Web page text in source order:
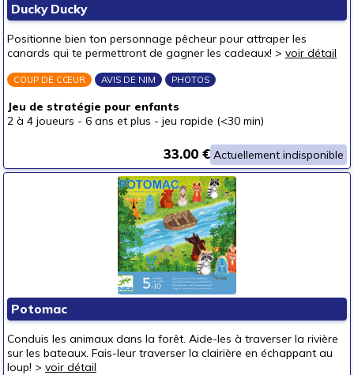
un bébé (0-3 ans)
un p'tit bout (3-6 ans)
un jeune ado (8-12 ans)
un adulte (16 ans et +)
autour de 25 €
autour de 30 €
autour de 40 €
(1)
Ducky Ducky
Positionne bien ton personnage pêcheur pour attraper les
canards qui te permettront de gagner les cadeaux! > voir détail
COUP DE CŒUR AVIS DE NIM PHOTOS
Jeu de stratégie pour enfants
2 à 4 joueurs - 6 ans et plus - jeu rapide (<30 min)
Actuellement indisponible
33.00 €
Potomac
Conduis les animaux dans la forêt. Aide-les à traverser la rivière
sur les bateaux. Fais-leur traverser la clairière en échappant au
loup! > voir détail